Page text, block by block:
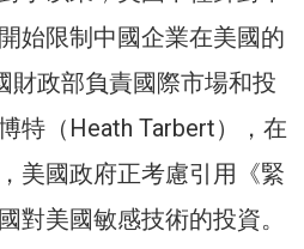
始限制中國企業在美國的
財政部負責國際市場和投
特（Heath Tarbert），在
美國政府正考慮引用《緊
對美國敏感技術的投資。